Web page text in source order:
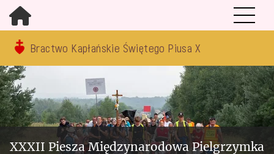
Bractwo Kapłańskie Świętego Piusa X
XXXII Piesza Międzynarodowa Pielgrzymka